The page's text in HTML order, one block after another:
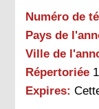
Numéro de
Pays de
Ville de
Répertoriée
Expires: